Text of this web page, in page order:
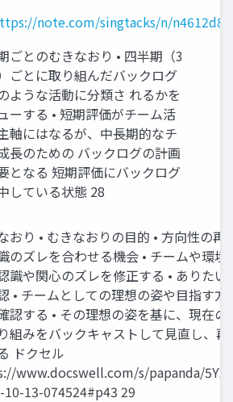
note.com/singtacks/n/
ごとのむきなおり • 四半期（3
ごとに取り組んだバックログ
ような活動に分類さ れるかを
ーする • 短期評価がチーム活
軸にはなるが、中長期的なチ
長のための バックログの計画
となる 短期評価にバックログ
している状態 28
おり • むきなおりの目的 • 方向性の再
のズレを合わせる機会 • チームや環境
識や関心のズレを修正する • ありたい
• チームとしての理想の姿や目指す方
認する • その理想の姿を基に、現在の
組みをバックキャストして見直し、再
ドクセル
www.docswell.com/s/papanda/
10-13-074524#p43 29